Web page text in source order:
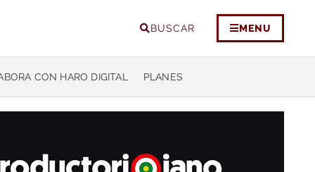
BUSCAR MENU
CON HARO DIGITAL PLANES